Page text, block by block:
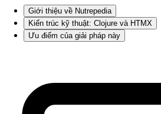
Giới thiệu về Nutrepedia
Kiến trúc kỹ thuật: Clojure và HTMX
Ưu điểm của giải pháp này